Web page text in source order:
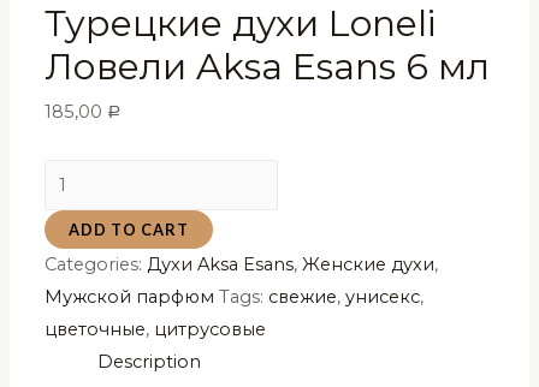
Турецкие духи Loneli
Ловели Aksa Esans 6 мл
185,00 Р
Турецкие
духи
Loneli
Ловели
Aksa
Esans
ADD TO CART
Categories:Духи Aksa Esans,Женские духи,
Мужской парфюм Tags: свежие,унисекс,
цветочные, цитрусовые
Description